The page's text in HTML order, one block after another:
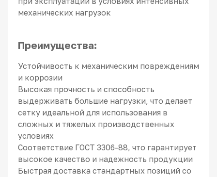
механических нагрузок
Преимущества:
Устойчивость к механическим повреждениям
и коррозии
Высокая прочность и способность
выдерживать большие нагрузки, что делает
сетку идеальной для использования в
сложных и тяжелых производственных
условиях
Соответствие ГОСТ 3306-88, что гарантирует
высокое качество и надежность продукции
Быстрая доставка стандартных позиций со